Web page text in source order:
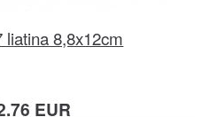
8,8x12cm
EUR